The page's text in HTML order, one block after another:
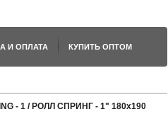
И ОПЛАТА КУПИТЬ ОПТОМ
- 1 / РОЛЛ СПРИНГ - 1" 180х190